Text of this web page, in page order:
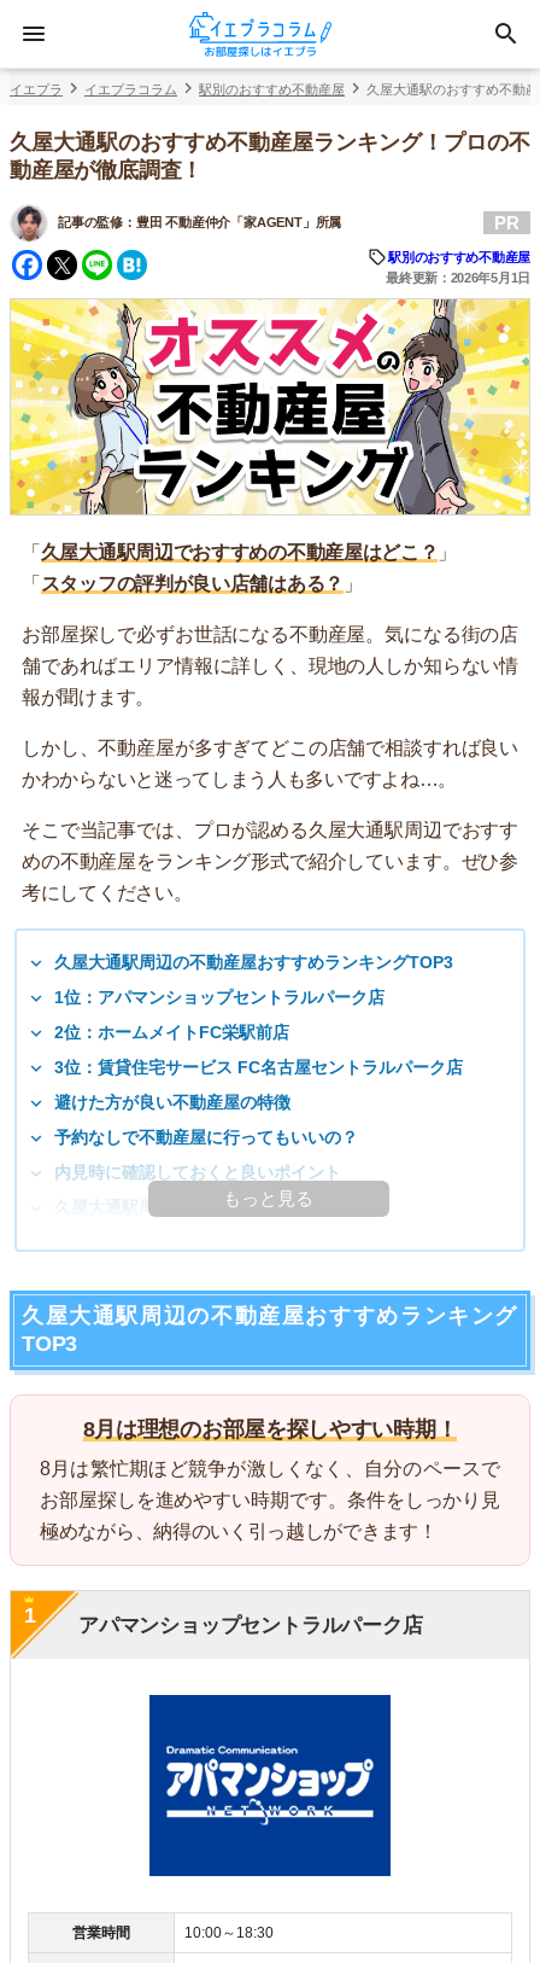
イエプラ イエプラコラム 駅別のおすすめ不動産屋 久屋大通駅のおすすめ不動
久屋大通駅のおすすめ不動産屋ランキング！プロの不
動産屋が徹底調査！
記事の監修： 豊田 不動産仲介「家AGENT」所属
Facebook
Twitter
Line
PR
駅別のおすすめ不動産屋
最終更新：2026年5月1日
「 久屋大通駅周辺でおすすめの不動産屋はどこ？ 」
「 スタッフの評判が良い店舗はある？ 」
お部屋探しで必ずお世話になる不動産屋。気になる街の店
舗であればエリア情報に詳しく、現地の人しか知らない情
報が聞けます。
しかし、不動産屋が多すぎてどこの店舗で相談すれば良い
かわからないと迷ってしまう人も多いですよね…。
そこで当記事では、プロが認める久屋大通駅周辺でおすす
めの不動産屋をランキング形式で紹介しています。ぜひ参
考にしてください。
久屋大通駅周辺の不動産屋おすすめランキングTOP3
1位：アパマンショップセントラルパーク店
2位：ホームメイトFC栄駅前店
3位：賃貸住宅サービス FC名古屋セントラルパーク店
避けた方が良い不動産屋の特徴
予約なしで不動産屋に行ってもいいの？
内見時に確認しておくと良いポイント
久屋大通駅周辺の住みやすさってどうなの？
もっと見る
久屋大通駅周辺の不動産屋おすすめランキング
TOP3
8月は理想のお部屋を探しやすい時期！
8月は繁忙期ほど競争が激しくなく、自分のペースで
お部屋探しを進めやすい時期です。条件をしっかり見
極めながら、納得のいく引っ越しができます！
アパマンショップセントラルパーク店
1
営業時間 10:00～18:30